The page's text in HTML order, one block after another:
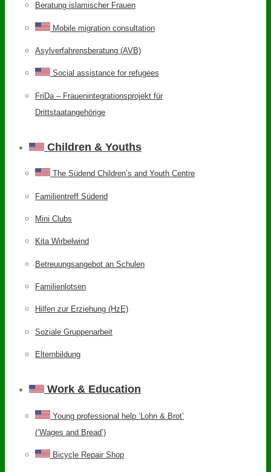
Beratung islamischer Frauen
Mobile migration consultation
Asylverfahrensberatung (AVB)
Social assistance for refugees
FriDa – Frauenintegrationsprojekt für
Drittstaatangehörige
Children & Youths
The Südend Children’s and Youth Centre
Familientreff Südend
Mini Clubs
Kita Wirbelwind
Betreuungsangebot an Schulen
Familienlotsen
Hilfen zur Erziehung (HzE)
Soziale Gruppenarbeit
Elternbildung
Work & Education
Young professional help ‘Lohn & Brot’
(‘Wages and Bread’)
Bicycle Repair Shop